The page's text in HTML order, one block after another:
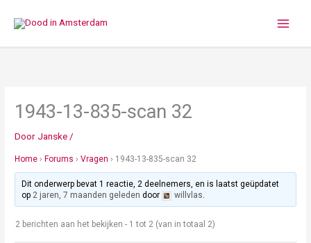
naar
1943-13-835-scan 32
DoorJanske/
Home › Forums › Vragen › 1943-13-835-scan 32
Dit onderwerp bevat 1 reactie, 2 deelnemers, en is laatst geüpdatet
op 2 jaren, 7 maanden geleden door willvlas.
2 berichten aan het bekijken - 1 tot 2 (van in totaal 2)